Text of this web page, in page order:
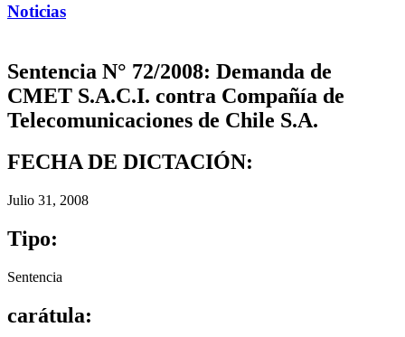
Noticias
Sentencia N° 72/2008: Demanda de
CMET S.A.C.I. contra Compañía de
Telecomunicaciones de Chile S.A.
FECHA DE DICTACIÓN:
Julio 31, 2008
Tipo:
Sentencia
carátula: